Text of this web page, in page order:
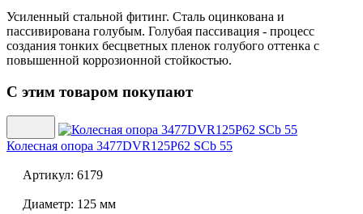
Усиленный стальной фитинг. Сталь оцинкована и
пассивирована голубым. Голубая пассивация - процесс
создания тонких бесцветных пленок голубого оттенка с
повышенной коррозионной стойкостью.
С этим товаром покупают
Колесная опора 3477DVR125P62 SCb 55
Артикул: 6179
Диаметр: 125 мм